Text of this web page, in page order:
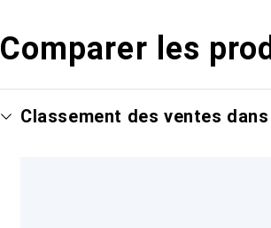
Comparer les
Classement des ventes